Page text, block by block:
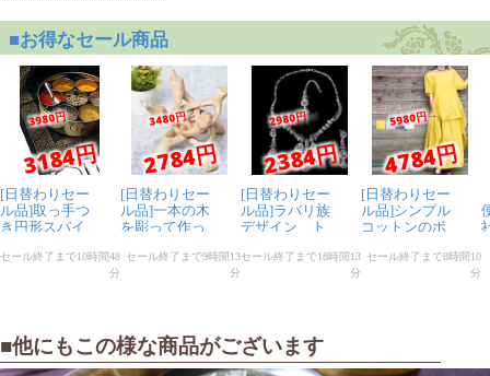
■他にもこの様な商品がございます